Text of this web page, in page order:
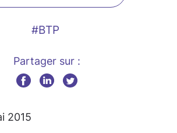
#BTP
Partager sur :
2015